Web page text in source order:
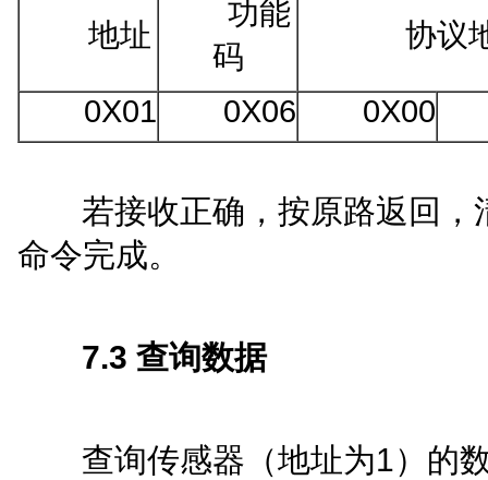
地址
功能
码
协议
0X01 0X06 0X00
若接收正确，按原路返回，
命令完成。
7.3 查询数据
查询传感器（地址为1）的